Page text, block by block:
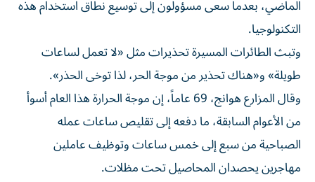
الماضي، بعدما سعى مسؤولون إلى توسيع نطاق استخدام هذه
‌التكنولوجيا.
وتبث الطائرات ‌المسيرة تحذيرات مثل «لا تعمل ⁠لساعات
طويلة» و«هناك تحذير من موجة الحر، ‌لذا توخى الحذر».
وقال المزارع هوانج، 69 عاماً، إن موجة الحرارة هذا العام أسوأ
من الأعوام ⁠السابقة، ما دفعه إلى تقليص ​ساعات عمله
الصباحية من سبع إلى خمس ساعات وتوظيف عاملين
مهاجرين يحصدان المحاصيل تحت مظلات.